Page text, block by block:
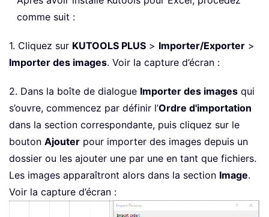
comme suit :
1. Cliquez sur KUTOOLS PLUS > Importer/Exporter >
Importer des images. Voir la capture d’écran :
2. Dans la boîte de dialogue Importer des images qui
s’ouvre, commencez par définir l’Ordre d'importation
dans la section correspondante, puis cliquez sur le
bouton Ajouter pour importer des images depuis un
dossier ou les ajouter une par une en tant que fichiers.
Les images apparaîtront alors dans la section Image.
Voir la capture d’écran :